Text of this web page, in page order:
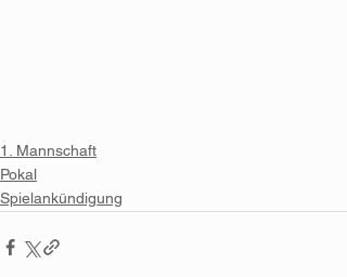
1. Mannschaft
Pokal
Spielankündigung